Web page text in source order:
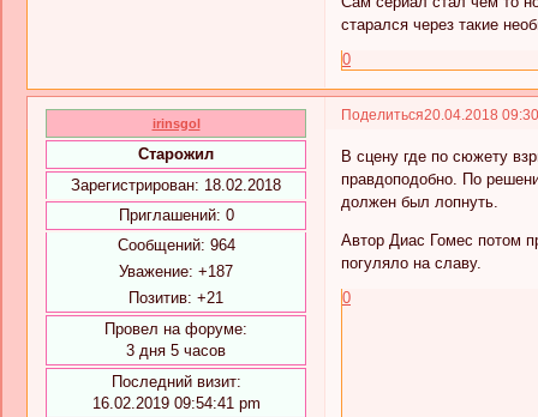
старался через такие
0
Поделиться20.04.2018
irinsgol
Старожил
Зарегистрирован: 18.02.2018
Приглашений: 0
Сообщений: 964
Уважение: +187
Позитив: +21
Провел на форуме:
3 дня 5 часов
Последний визит:
16.02.2019 09:54:41 pm
В сцену где по сюжету
правдоподобно. По
должен был лопнуть.
Автор Диас Гомес потом
погуляло на славу.
0